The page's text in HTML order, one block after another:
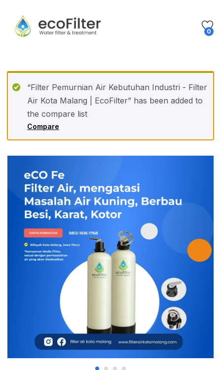
0
Compare
“Filter Pemurnian Air Kebutuhan Industri - Filter
Air Kota Malang | EcoFilter” has been added to
the compare list